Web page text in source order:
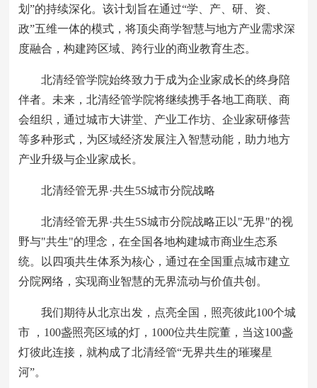
划”的持续深化。该计划旨在通过“学、产、研、资、
政”五维一体的模式，将顶尖商学智慧与地方产业需求深
度融合，构建跨区域、跨行业的商业教育生态。
北清经管学院始终致力于成为企业家成长的终身陪
伴者。未来，北清经管学院将继续携手各地工商联、商
会组织，通过城市大讲堂、产业工作坊、企业家研修营
等多种形式，为区域经济发展注入智慧动能，助力地方
产业升级与企业家成长。
北清经管无界·共生5S城市分院战略
北清经管无界·共生5S城市分院战略正以"无界"的视
野与"共生"的理念，在全国各地构建城市商业生态系
统。以四项共生体系为核心，通过在全国重点城市建立
分院网络，实现商业智慧的无界流动与价值共创。
我们期待从北京出发，点亮全国，照亮彼此100个城
市 ，100盏照亮区域的灯，1000位共生院董，当这100盏
灯彼此连接，就构成了北清经管“无界共生的璀璨星
河”。